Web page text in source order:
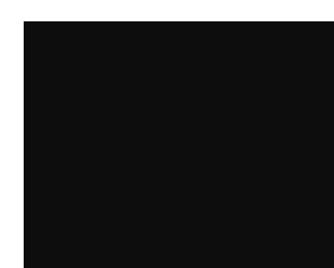
EMISIÓN 11:30 PM